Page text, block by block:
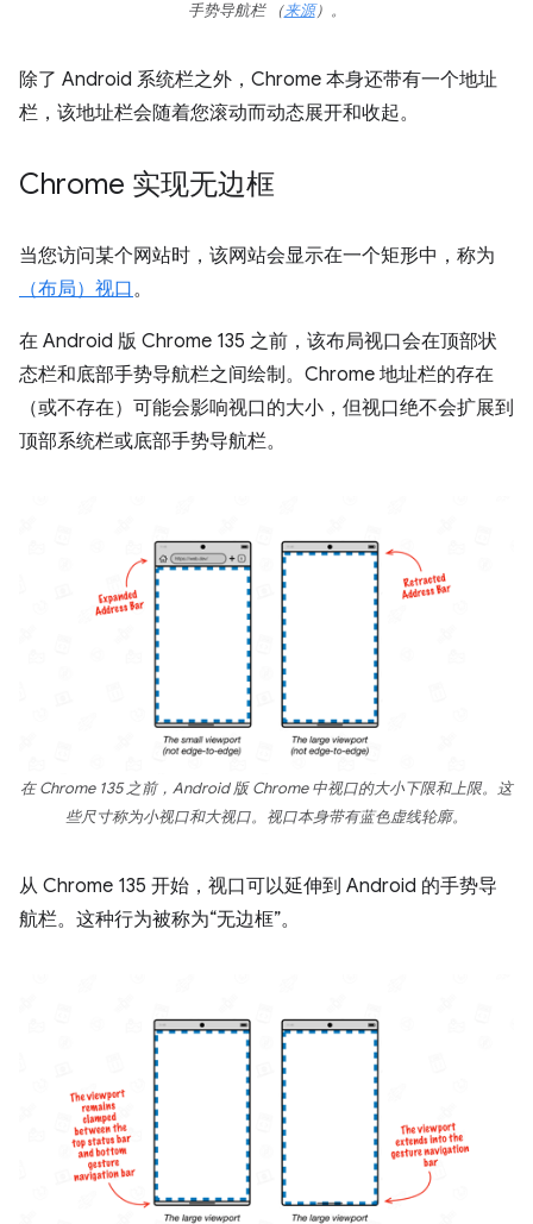
手势导航栏 （来源）。
除了 Android 系统栏之外，Chrome 本身还带有一个地址
栏，该地址栏会随着您滚动而动态展开和收起。
Chrome 实现无边框
当您访问某个网站时，该网站会显示在一个矩形中，称为
（布局）视口。
在 Android 版 Chrome 135 之前，该布局视口会在顶部状
态栏和底部手势导航栏之间绘制。Chrome 地址栏的存在
（或不存在）可能会影响视口的大小，但视口绝不会扩展到
顶部系统栏或底部手势导航栏。
在 Chrome 135 之前，Android 版 Chrome 中视口的大小下限和上限。这
些尺寸称为小视口和大视口。视口本身带有蓝色虚线轮廓。
从 Chrome 135 开始，视口可以延伸到 Android 的手势导
航栏。这种行为被称为“无边框”。